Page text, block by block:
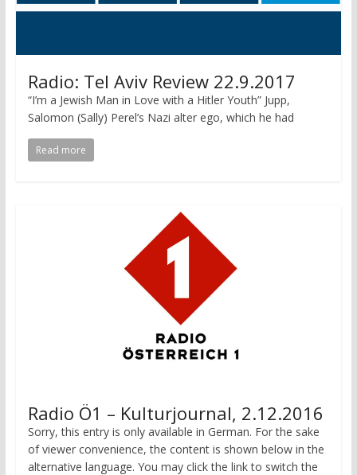
Radio: Tel Aviv Review 22.9.2017
“I’m a Jewish Man in Love with a Hitler Youth” Jupp,
Salomon (Sally) Perel’s Nazi alter ego, which he had
Read more
Radio Ö1 – Kulturjournal, 2.12.2016
Sorry, this entry is only available in German. For the sake
of viewer convenience, the content is shown below in the
alternative language. You may click the link to switch the